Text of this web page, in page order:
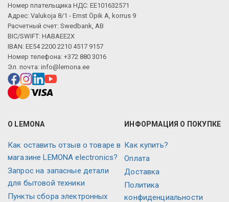
Номер плательщика НДС: EE101632571
Адрес: Valukoja 8/1 - Ernst Öpik A, korrus 9
Расчетный счет: Swedbank, AB
BIC/SWIFT: HABAEE2X
IBAN: EE54 2200 2210 4517 9157
Номер телефона: +372 880 3016
Эл. почта: info@lemona.ee
О LEMONA
Как оставить отзыв о товаре в
магазине LEMONA electronics?
Запрос на запасные детали
для бытовой техники
Пункты сбора электронных
ИНФОРМАЦИЯ О ПОКУПКЕ
Как купить?
Оплата
Доставка
Политика
конфиденциальности